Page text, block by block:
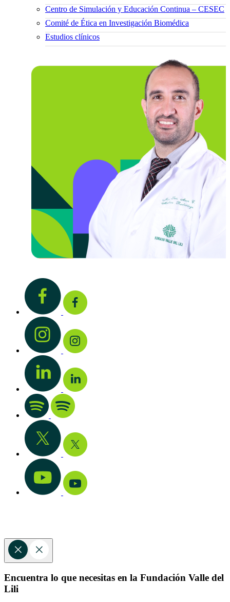
Centro de Simulación y Educación Continua – CESEC
Comité de Ética en Investigación Biomédica
Estudios clínicos
Encuentra lo que necesitas en la Fundación Valle del
Lili